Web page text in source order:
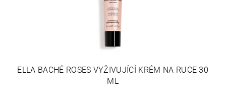
ELLA BACHÉ ROSES VYŽIVUJÍCÍ KRÉM NA RUCE 30
ML